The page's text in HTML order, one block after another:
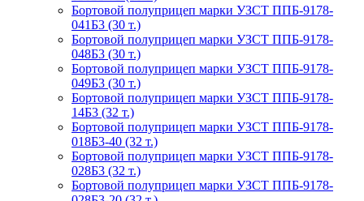
Бортовой полуприцеп марки УЗСТ ППБ-9178-
041Б3 (30 т.)
Бортовой полуприцеп марки УЗСТ ППБ-9178-
048Б3 (30 т.)
Бортовой полуприцеп марки УЗСТ ППБ-9178-
049Б3 (30 т.)
Бортовой полуприцеп марки УЗСТ ППБ-9178-
14Б3 (32 т.)
Бортовой полуприцеп марки УЗСТ ППБ-9178-
018Б3-40 (32 т.)
Бортовой полуприцеп марки УЗСТ ППБ-9178-
028Б3 (32 т.)
Бортовой полуприцеп марки УЗСТ ППБ-9178-